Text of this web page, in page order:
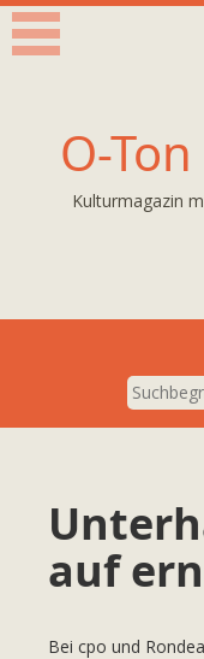
O-Ton
Kulturmagazin
auf
Bei cpo und